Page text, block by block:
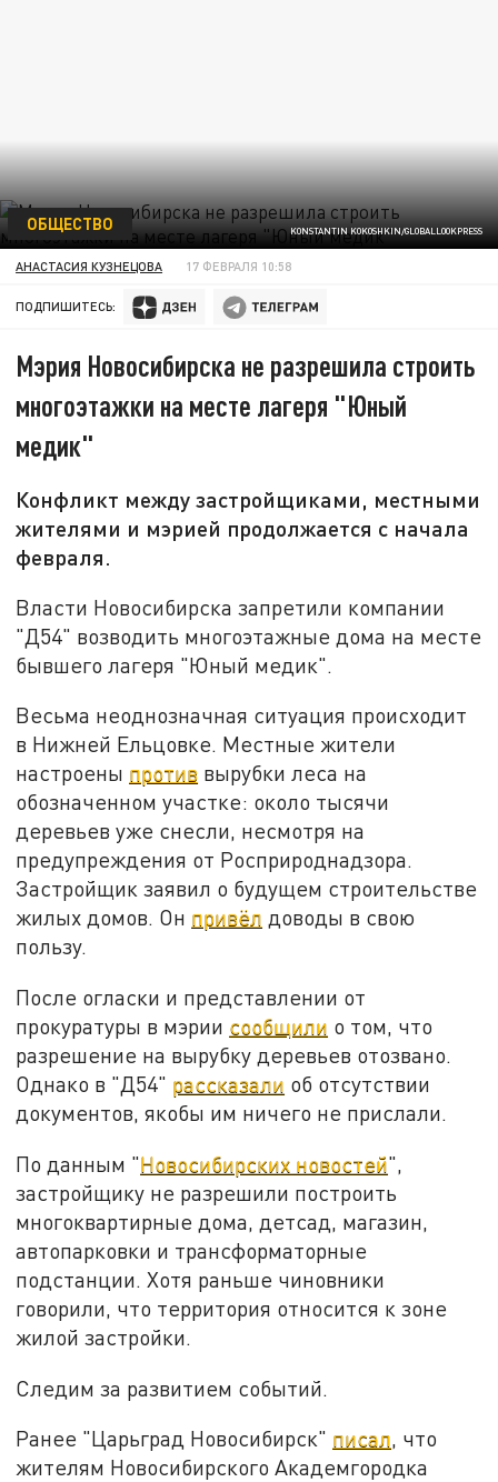
KONSTANTIN KOKOSHKIN/GLOBALLOOKPRESS
ОБЩЕСТВО
АНАСТАСИЯ КУЗНЕЦОВА 17 ФЕВРАЛЯ 10:58
ПОДПИШИТЕСЬ:
Мэрия Новосибирска не разрешила строить
многоэтажки на месте лагеря "Юный
медик"
Конфликт между застройщиками, местными
жителями и мэрией продолжается с начала
февраля.
Власти Новосибирска запретили компании
"Д54" возводить многоэтажные дома на месте
бывшего лагеря "Юный медик".
Весьма неоднозначная ситуация происходит
в Нижней Ельцовке. Местные жители
настроены против вырубки леса на
обозначенном участке: около тысячи
деревьев уже снесли, несмотря на
предупреждения от Росприроднадзора.
Застройщик заявил о будущем строительстве
жилых домов. Он привёл доводы в свою
пользу.
После огласки и представлении от
прокуратуры в мэрии сообщили о том, что
разрешение на вырубку деревьев отозвано.
Однако в "Д54" рассказали об отсутствии
документов, якобы им ничего не прислали.
По данным "Новосибирских новостей",
застройщику не разрешили построить
многоквартирные дома, детсад, магазин,
автопарковки и трансформаторные
подстанции. Хотя раньше чиновники
говорили, что территория относится к зоне
жилой застройки.
Следим за развитием событий.
Ранее "Царьград Новосибирск" писал, что
жителям Новосибирского Академгородка